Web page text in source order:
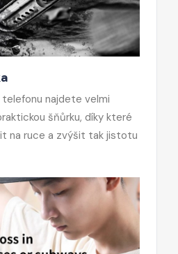
najdete velmi
šňůrku, díky které
na ruce a zvýšit tak jistotu